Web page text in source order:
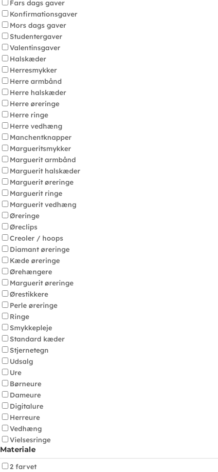
Fars dags gaver
Konfirmationsgaver
Mors dags gaver
Studentergaver
Valentinsgaver
Halskæder
Herresmykker
Herre armbånd
Herre halskæder
Herre øreringe
Herre ringe
Herre vedhæng
Manchentknapper
Margueritsmykker
Marguerit armbånd
Marguerit halskæder
Marguerit øreringe
Marguerit ringe
Marguerit vedhæng
Øreringe
Øreclips
Creoler / hoops
Diamant øreringe
Kæde øreringe
Ørehængere
Marguerit øreringe
Ørestikkere
Perle øreringe
Ringe
Smykkepleje
Standard kæder
Stjernetegn
Udsalg
Ure
Børneure
Dameure
Digitalure
Herreure
Vedhæng
Vielsesringe
Materiale
2 farvet